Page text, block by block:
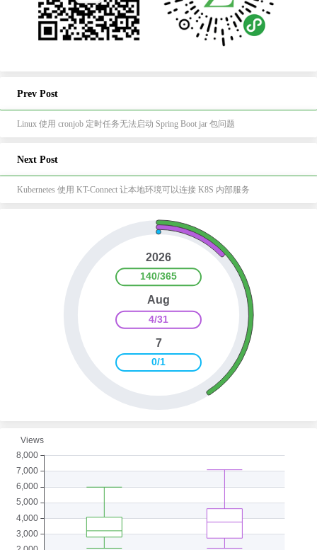
Prev Post
Linux 使用 cronjob 定时任务无法启动 Spring Boot jar 包问题
Next Post
Kubernetes 使用 KT-Connect 让本地环境可以连接 K8S 内部服务